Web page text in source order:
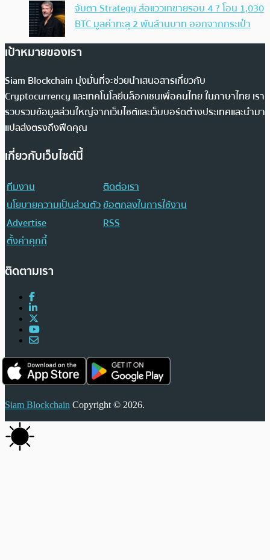
จับตา Strategy ส่อแววเทขายรอบ 4 ? โอน 1,030
BTC มูลค่าทะลุ 2 พันล้านบาท ออกจากกระเป๋า
เป้าหมายของเรา
Siam Blockchain มุ่งมั่นที่จะช่วยนำเสนอสารเกี่ยวกับ
Cryptocurrency และเทคโนโลยีบล็อกเชนเพื่อคนไทย ในภาษาไทย เรา
รวบรวมข้อมูลส่วนใหญ่จากเว็บไซต์และเว็บบอร์ดต่างประเทศและนำมา
แปลส่งตรงถึงฟีดคุณ
เกี่ยวกับเว็บไซต์นี้
ทีมงาน
ติดต่อเรา
นโยบายความเป็นส่วนตัวข้อตกลงในการใช้งาน
Advertise
RSS
ตั้งค่าคุกกี้
ติดตามเรา
Siam Blockchain Copyright © 2026.